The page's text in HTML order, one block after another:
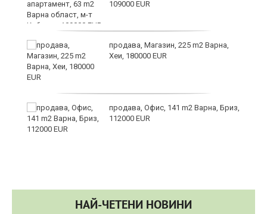
109000 EUR
продава, Магазин, 225 m2 Варна,
Хеи, 180000 EUR
продава, Офис, 141 m2 Варна, Бриз,
112000 EUR
НАЙ-ЧЕТЕНИ НОВИНИ